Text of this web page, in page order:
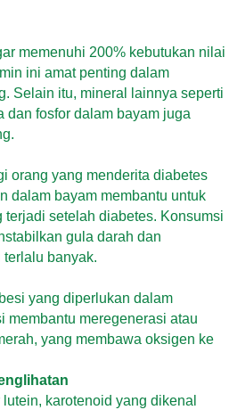
memenuhi 200% kebutukan nilai
ini amat penting dalam
Selain itu, mineral lainnya seperti
dan fosfor dalam bayam juga
orang yang menderita diabetes
dalam bayam membantu untuk
setelah diabetes. Konsumsi
gula darah dan
banyak.
yang diperlukan dalam
membantu meregenerasi atau
yang membawa oksigen ke
karotenoid yang dikenal